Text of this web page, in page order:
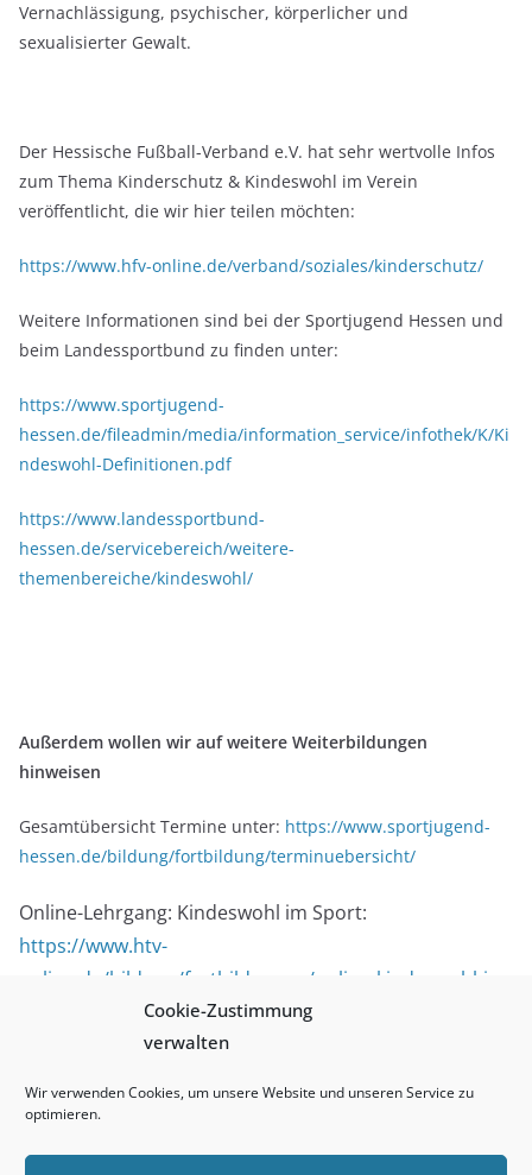
Cookie-Zustimmung
verwalten
Wir verwenden Cookies, um unsere Website und unseren Service zu
optimieren.
Vernachlässigung, psychischer, körperlicher und
sexualisierter Gewalt.
Der Hessische Fußball-Verband e.V. hat sehr wertvolle Infos
zum Thema Kinderschutz & Kindeswohl im Verein
veröffentlicht, die wir hier teilen möchten:
https://www.hfv-online.de/verband/soziales/kinderschutz/
Weitere Informationen sind bei der Sportjugend Hessen und
beim Landessportbund zu finden unter:
https://www.sportjugend-
hessen.de/fileadmin/media/information_service/infothek/K/Ki
ndeswohl-Definitionen.pdf
https://www.landessportbund-
hessen.de/servicebereich/weitere-
themenbereiche/kindeswohl/
Außerdem wollen wir auf weitere Weiterbildungen
hinweisen
Gesamtübersicht Termine unter: https://www.sportjugend-
hessen.de/bildung/fortbildung/terminuebersicht/
Online-Lehrgang: Kindeswohl im Sport:
https://www.htv-
online.de/bildung/fortbildungen/online-kindeswohl-im-
https://www.dtb.de/termine